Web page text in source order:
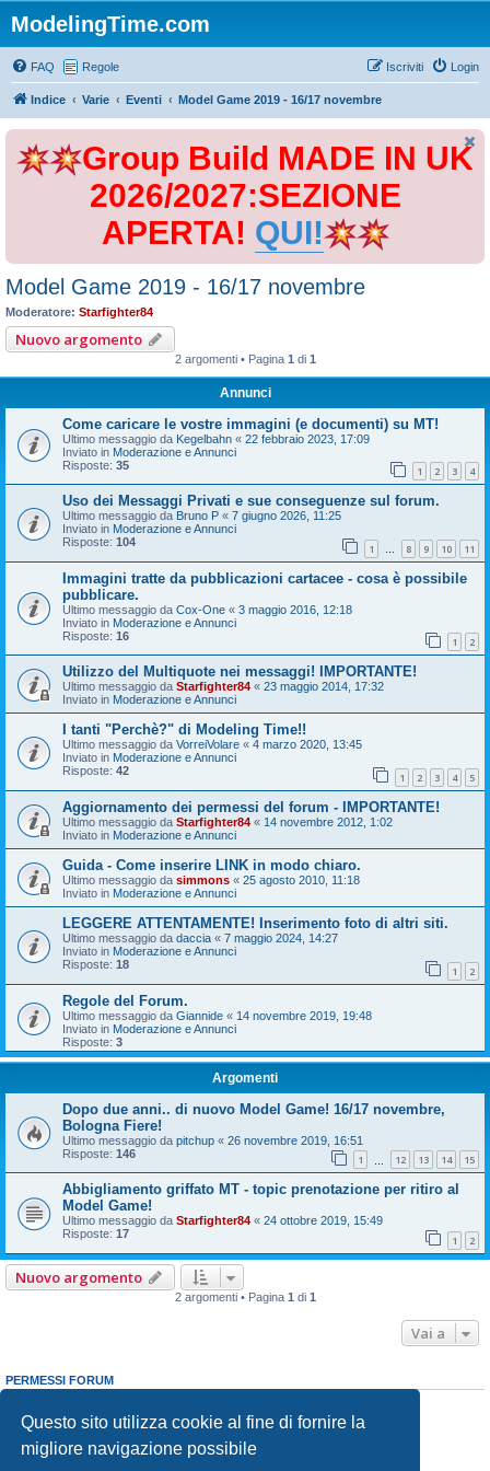
Questo sito utilizza cookie al fine di fornire la
migliore navigazione possibile
ModelingTime.com
FAQ Regole Login
Iscriviti
Indice Varie Eventi Model Game 2019 - 16/17 novembre
Group Build MADE IN UK
2026/2027:SEZIONE
APERTA! QUI!
Model Game 2019 - 16/17 novembre
Moderatore: Starfighter84
Nuovo argomento
2 argomenti • Pagina 1 di 1
Annunci
Come caricare le vostre immagini (e documenti) su MT!
Ultimo messaggio da Kegelbahn « 22 febbraio 2023, 17:09
Inviato in Moderazione e Annunci
Risposte: 35 1 2 3 4
Uso dei Messaggi Privati e sue conseguenze sul forum.
Ultimo messaggio da Bruno P « 7 giugno 2026, 11:25
Inviato in Moderazione e Annunci
Risposte: 104 1 … 8 9 10 11
Immagini tratte da pubblicazioni cartacee - cosa è possibile
pubblicare.
Ultimo messaggio da Cox-One « 3 maggio 2016, 12:18
Inviato in Moderazione e Annunci
Risposte: 16 1 2
Utilizzo del Multiquote nei messaggi! IMPORTANTE!
Ultimo messaggio da Starfighter84 « 23 maggio 2014, 17:32
Inviato in Moderazione e Annunci
I tanti "Perchè?" di Modeling Time!!
Ultimo messaggio da VorreiVolare « 4 marzo 2020, 13:45
Inviato in Moderazione e Annunci
Risposte: 42 1 2 3 4 5
Aggiornamento dei permessi del forum - IMPORTANTE!
Ultimo messaggio da Starfighter84 « 14 novembre 2012, 1:02
Inviato in Moderazione e Annunci
Guida - Come inserire LINK in modo chiaro.
Ultimo messaggio da simmons « 25 agosto 2010, 11:18
Inviato in Moderazione e Annunci
LEGGERE ATTENTAMENTE! Inserimento foto di altri siti.
Ultimo messaggio da daccia « 7 maggio 2024, 14:27
Inviato in Moderazione e Annunci
Risposte: 18 1 2
Regole del Forum.
Ultimo messaggio da Giannide « 14 novembre 2019, 19:48
Inviato in Moderazione e Annunci
Risposte: 3
Argomenti
Dopo due anni.. di nuovo Model Game! 16/17 novembre,
Bologna Fiere!
Ultimo messaggio da pitchup « 26 novembre 2019, 16:51
Risposte: 146 1 12 13 14 15
Abbigliamento griffato MT - topic prenotazione per ritiro al
Model Game!
Ultimo messaggio da Starfighter84 « 24 ottobre 2019, 15:49
Risposte: 17 1 2
Nuovo argomento
2 argomenti • Pagina 1 di 1
Vai a
PERMESSI FORUM
Non puoirispondere negli argomenti
Non puoimodificare i tuoi messaggi
Non puoicancellare i tuoi messaggi
Non puoi
inviare allegati